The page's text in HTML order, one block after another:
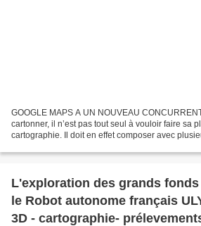
GOOGLE MAPS A UN NOUVEAU
cartonner, il n’est pas tout seul à vouloir faire sa
cartographie. Il doit en effet composer avec
L'exploration des grands
le Robot autonome français
3D - cartographie-